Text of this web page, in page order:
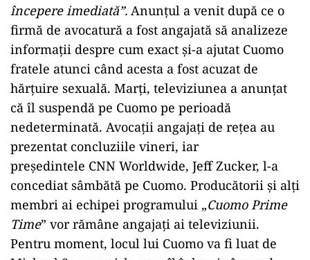
începere imediată”. Anunţul a venit după ce o
firmă de avocatură a fost angajată să analizeze
informaţii despre cum exact şi-a ajutat Cuomo
fratele atunci când acesta a fost acuzat de
hărţuire sexuală. Marţi, televiziunea a anunţat
că îl suspendă pe Cuomo pe perioadă
nedeterminată. Avocaţii angajaţi de reţea au
prezentat concluziile vineri, iar
preşedintele CNN Worldwide, Jeff Zucker, l-a
concediat sâmbătă pe Cuomo. Producătorii şi alţi
membri ai echipei programului „Cuomo Prime
Time” vor rămâne angajaţi ai televiziunii.
Pentru moment, locul lui Cuomo va fi luat de